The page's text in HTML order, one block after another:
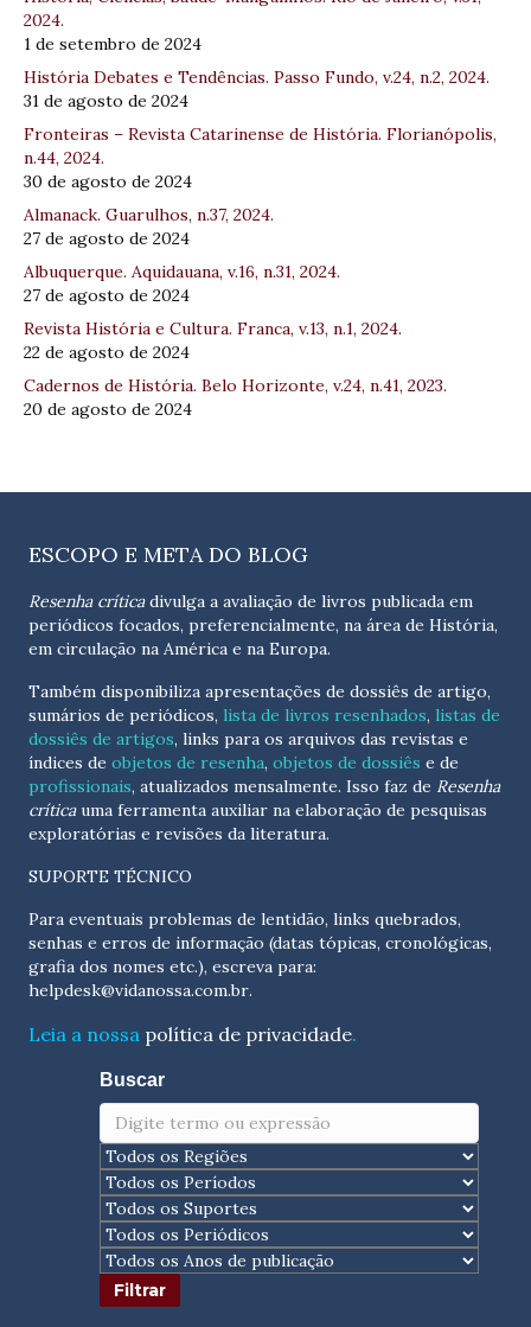
2024.
1 de setembro de 2024
História Debates e Tendências. Passo Fundo, v.24, n.2, 2024.
31 de agosto de 2024
Fronteiras – Revista Catarinense de História. Florianópolis,
n.44, 2024.
30 de agosto de 2024
Almanack. Guarulhos, n.37, 2024.
27 de agosto de 2024
Albuquerque. Aquidauana, v.16, n.31, 2024.
27 de agosto de 2024
Revista História e Cultura. Franca, v.13, n.1, 2024.
22 de agosto de 2024
Cadernos de História. Belo Horizonte, v.24, n.41, 2023.
20 de agosto de 2024
ESCOPO E META DO BLOG
Resenha críticadivulga a avaliação de livros publicada em
periódicos focados, preferencialmente, na área de História,
em circulação na América e na Europa.
Também disponibiliza apresentações de dossiês de artigo,
sumários de periódicos, lista de livros resenhados, listas de
dossiês de artigos, links para os arquivos das revistas e
índices de objetos de resenha, objetos de dossiês e de
profissionais, atualizados mensalmente. Isso faz de Resenha
críticauma ferramenta auxiliar na elaboração de pesquisas
exploratórias e revisões da literatura.
SUPORTE TÉCNICO
Para eventuais problemas de lentidão, links quebrados,
senhas e erros de informação (datas tópicas, cronológicas,
helpdesk@vidanossa.com.br.
Leia a nossa política de privacidade.
Buscar